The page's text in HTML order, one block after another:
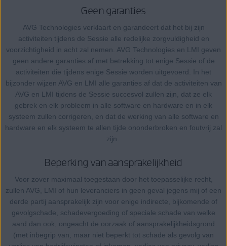
Geen garanties
AVG Technologies verklaart en garandeert dat het bij zijn
activiteiten tijdens de Sessie alle redelijke zorgvuldigheid en
voorzichtigheid in acht zal nemen. AVG Technologies en LMI geven
geen andere garanties af met betrekking tot enige Sessie of de
activiteiten die tijdens enige Sessie worden uitgevoerd. In het
bijzonder wijzen AVG en LMI alle garanties af dat de activiteiten van
AVG en LMI tijdens de Sessie succesvol zullen zijn, dat ze elk
gebrek en elk probleem in alle software en hardware en in elk
systeem zullen corrigeren, en dat de werking van alle software en
hardware en elk systeem te allen tijde ononderbroken en foutvrij zal
zijn.
Beperking van aansprakelijkheid
Voor zover maximaal toegestaan door het toepasselijke recht,
zullen AVG, LMI of hun leveranciers in geen geval jegens mij of een
derde partij aansprakelijk zijn voor enige indirecte, bijkomende of
gevolgschade, schadevergoeding of speciale schade van welke
aard dan ook, ongeacht de oorzaak of aansprakelijkheidsgrond
(met inbegrip van, maar niet beperkt tot schade als gevolg van